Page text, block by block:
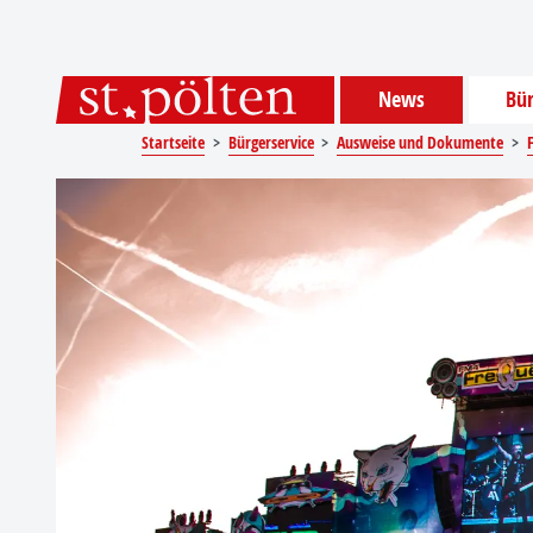
News
Startseite Bürgerservice Ausweise und Dokumente